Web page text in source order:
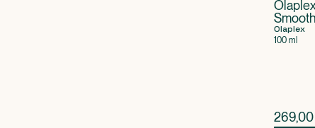
Olaplex
100 ml
$
269,00